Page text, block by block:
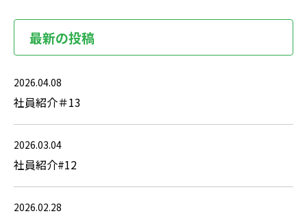
最新の投稿
2026.04.08
社員紹介＃13
2026.03.04
社員紹介#12
2026.02.28